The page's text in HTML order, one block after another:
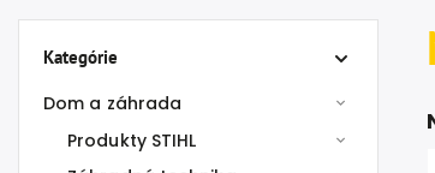
Kategórie
Dom a záhrada
Produkty STIHL